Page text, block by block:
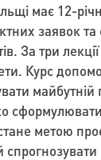
має 12-
заявок
За три
Курс
майбутній
метою
спрогнозувати